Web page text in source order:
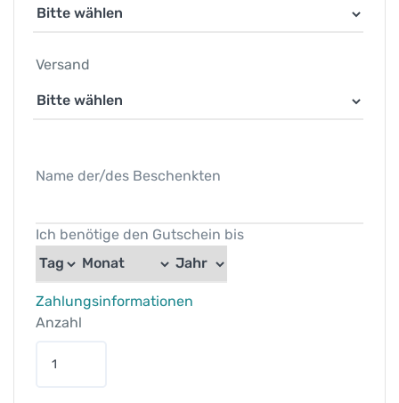
Versand
Name der/des Beschenkten
Ich benötige den Gutschein bis
Zahlungsinformationen
Anzahl